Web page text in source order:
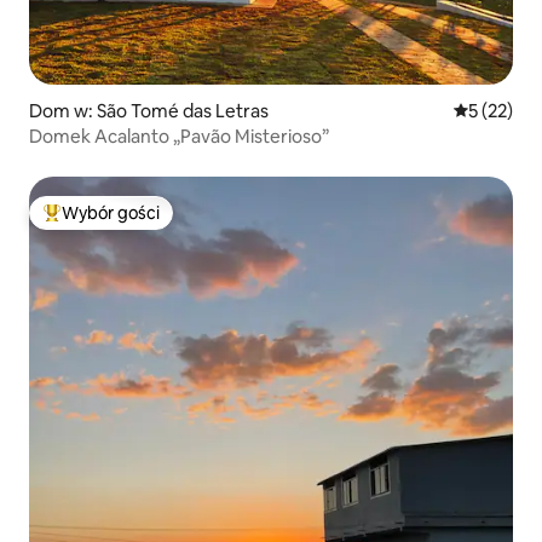
Dom w: São Tomé das Letras Średnia
5 (22)
Domek Acalanto „Pavão Misterioso”
Najpopularniejsze z kategorii Wybór gości
Wybór gości